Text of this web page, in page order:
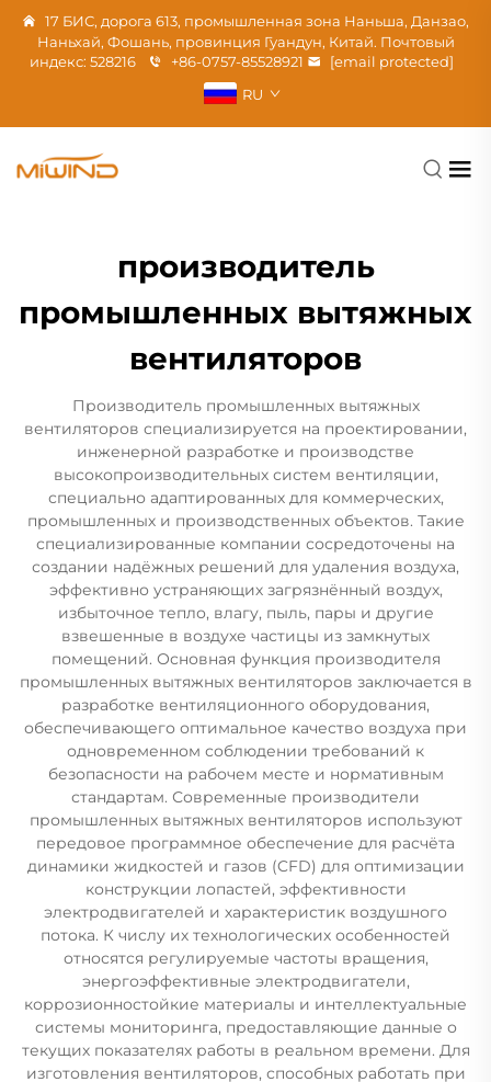
17 БИС, дорога 613, промышленная зона Наньша, Данзао,
Наньхай, Фошань, провинция Гуандун, Китай. Почтовый
индекс: 528216
+86-0757-85528921
[email protected]
RU
производитель
промышленных вытяжных
вентиляторов
Производитель промышленных вытяжных
вентиляторов специализируется на проектировании,
инженерной разработке и производстве
высокопроизводительных систем вентиляции,
специально адаптированных для коммерческих,
промышленных и производственных объектов. Такие
специализированные компании сосредоточены на
создании надёжных решений для удаления воздуха,
эффективно устраняющих загрязнённый воздух,
избыточное тепло, влагу, пыль, пары и другие
взвешенные в воздухе частицы из замкнутых
помещений. Основная функция производителя
промышленных вытяжных вентиляторов заключается в
разработке вентиляционного оборудования,
обеспечивающего оптимальное качество воздуха при
одновременном соблюдении требований к
безопасности на рабочем месте и нормативным
стандартам. Современные производители
промышленных вытяжных вентиляторов используют
передовое программное обеспечение для расчёта
динамики жидкостей и газов (CFD) для оптимизации
конструкции лопастей, эффективности
электродвигателей и характеристик воздушного
потока. К числу их технологических особенностей
относятся регулируемые частоты вращения,
энергоэффективные электродвигатели,
коррозионностойкие материалы и интеллектуальные
системы мониторинга, предоставляющие данные о
текущих показателях работы в реальном времени. Для
изготовления вентиляторов, способных работать при